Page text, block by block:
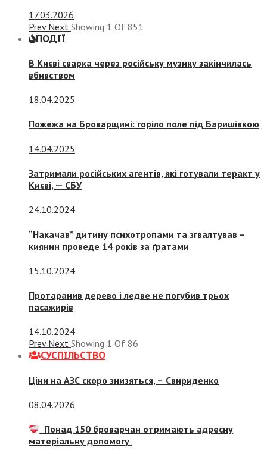
17.03.2026
Prev Next Showing 1 Of 851
ПОДІЇ
В Києві сварка через російську музику закінчилась
вбивством
18.04.2025
Пожежа на Броварщині: горіло поле під Баришівкою
14.04.2025
Затримали російських агентів, які готували теракт у
Києві, — СБУ
24.10.2024
“Накачав” дитину психотропами та згвалтував –
киянин проведе 14 років за ґратами
15.10.2024
Протаранив дерево і ледве не погубив трьох
пасажирів
14.10.2024
Prev Next Showing 1 Of 86
СУСПIЛЬСТВО
Ціни на АЗС скоро знизяться, – Свириденко
08.04.2026
Понад 150 броварчан отримають адресну
матеріальну допомогу